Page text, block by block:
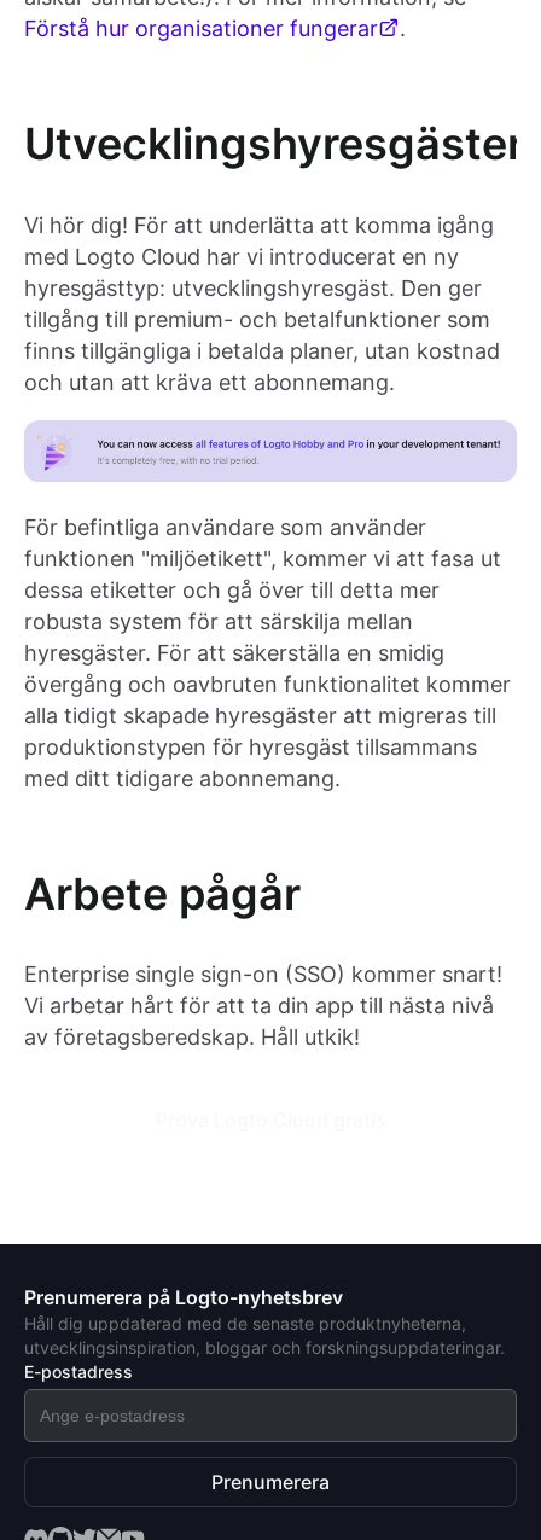
Förstå hur organisationer fungerar
.
Utvecklingshyresgäster
Vi hör dig! För att underlätta att komma igång
med Logto Cloud har vi introducerat en ny
hyresgästtyp: utvecklingshyresgäst. Den ger
tillgång till premium- och betalfunktioner som
finns tillgängliga i betalda planer, utan kostnad
och utan att kräva ett abonnemang.
För befintliga användare som använder
funktionen "miljöetikett", kommer vi att fasa ut
dessa etiketter och gå över till detta mer
robusta system för att särskilja mellan
hyresgäster. För att säkerställa en smidig
övergång och oavbruten funktionalitet kommer
alla tidigt skapade hyresgäster att migreras till
produktionstypen för hyresgäst tillsammans
med ditt tidigare abonnemang.
Arbete pågår
Enterprise single sign-on (SSO) kommer snart!
Vi arbetar hårt för att ta din app till nästa nivå
av företagsberedskap. Håll utkik!
Prenumerera på Logto-nyhetsbrev
Håll dig uppdaterad med de senaste produktnyheterna,
utvecklingsinspiration, bloggar och forskningsuppdateringar.
E-postadress
Prenumerera